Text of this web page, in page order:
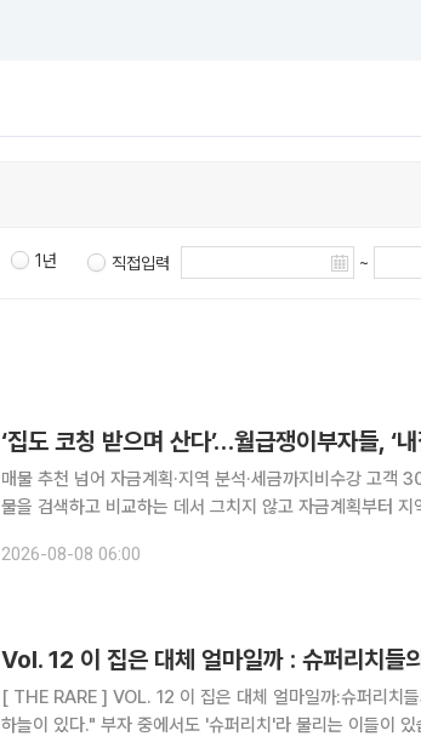
1년 직접입력 ~
‘집도 코칭 받으며 산다’…월급쟁이부자들, ‘
매물 추천 넘어 자금계획·지역 분석·세금까지비수강 고객
물을 검색하고 비교하는 데서 그치지 않고 자금계획부터 지
중개에 일대일 코칭을 결합한 뒤 서비스 신청과 실제 계약이
2026-08-08 06:00
Vol. 12 이 집은 대체 얼마일까 : 슈퍼리치
[ THE RARE ] VOL. 12 이 집은 대체 얼마일까:슈퍼리치들의 주거지 "천외천(天外天). 하늘 밖의
하늘이 있다." 부자 중에서도 '슈퍼리치'라 불리는 이들